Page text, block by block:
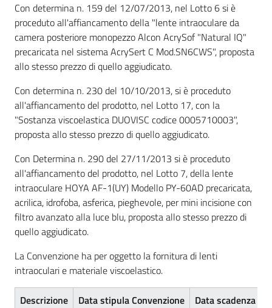
Con determina n. 159 del 12/07/2013, nel Lotto 6 si è
proceduto all'affiancamento della "lente intraoculare da
camera posteriore monopezzo Alcon AcrySof "Natural IQ"
precaricata nel sistema AcrySert C Mod.SN6CWS", proposta
allo stesso prezzo di quello aggiudicato.
Con determina n. 230 del 10/10/2013, si è proceduto
all'affiancamento del prodotto, nel Lotto 17, con la
"Sostanza viscoelastica DUOVISC codice 0005710003",
proposta allo stesso prezzo di quello aggiudicato.
Con Determina n. 290 del 27/11/2013 si è proceduto
all'affiancamento del prodotto, nel Lotto 7, della lente
intraoculare HOYA AF-1(UY) Modello PY-60AD precaricata,
acrilica, idrofoba, asferica, pieghevole, per mini incisione con
filtro avanzato alla luce blu, proposta allo stesso prezzo di
quello aggiudicato.
La Convenzione ha per oggetto la fornitura di lenti
intraoculari e materiale viscoelastico.
Descrizione Data stipula Convenzione
Data scadenza